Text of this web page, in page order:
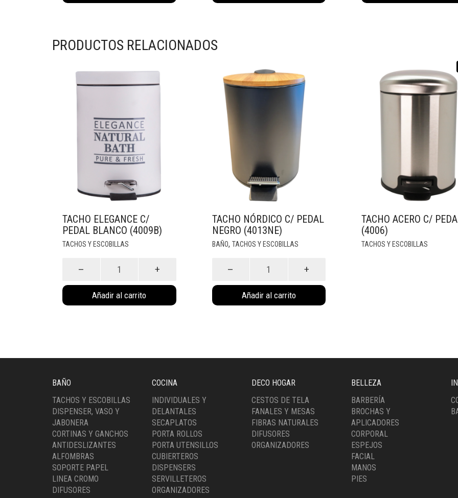
cantidad
cantidad
Blanco
PRODUCTOS RELACIONADOS
TACHO ELEGANCE C/
PEDAL BLANCO (4009B)
TACHOS Y ESCOBILLAS
c/
Blanco
Añadir al carrito
TACHO NÓRDICO C/ PEDAL
NEGRO (4013NE)
BAÑO, TACHOS Y ESCOBILLAS
c/
Negro
Añadir al carrito
TACHO ACERO C/
(4006)
TACHOS Y ESCOBILLAS
BAÑO
TACHOS Y ESCOBILLAS
DISPENSER, VASO Y
JABONERA
CORTINAS Y GANCHOS
ANTIDESLIZANTES
ALFOMBRAS
SOPORTE PAPEL
LINEA CROMO
DIFUSORES
COCINA
INDIVIDUALES Y
DELANTALES
SECAPLATOS
PORTA ROLLOS
PORTA UTENSILLOS
CUBIERTEROS
DISPENSERS
SERVILLETEROS
ORGANIZADORES
DECO HOGAR
CESTOS DE TELA
FANALES Y MESAS
FIBRAS NATURALES
DIFUSORES
ORGANIZADORES
BELLEZA
BARBERÍA
BROCHAS Y
APLICADORES
CORPORAL
ESPEJOS
FACIAL
MANOS
PIES